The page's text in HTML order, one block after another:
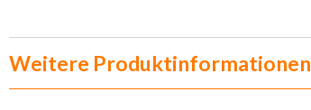
Weitere Produktinformationen